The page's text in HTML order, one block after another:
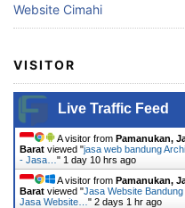
Website Cimahi
VISITOR
Live Traffic Feed
A visitor from Pamanukan,
Barat viewed "jasa web bandung
- Jasa… " 1 day 10 hrs ago
A visitor from Pamanukan,
Barat viewed "Jasa Website Bandung
Jasa Website… " 2 days 1 hr ago